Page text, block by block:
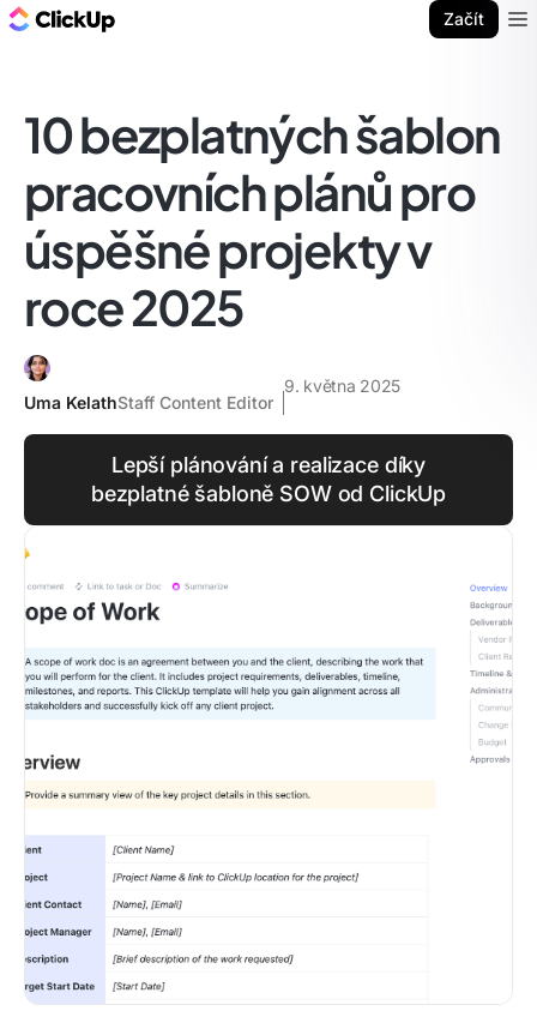
Začít
10 bezplatných šablon
pracovních plánů pro
úspěšné projekty v
roce 2025
Uma KelathStaff Content Editor
9. května 2025
Lepší plánování a realizace díky
bezplatné šabloně SOW od ClickUp